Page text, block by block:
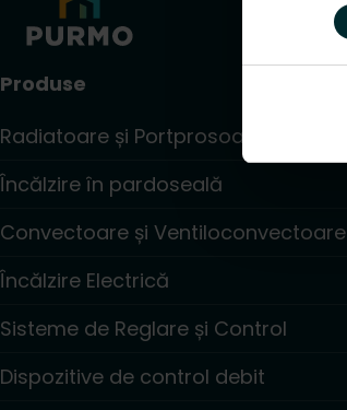
Produse
Radiatoare și Portprosoape
Încălzire în pardoseală
Convectoare și Ventiloconvectoare
Încălzire Electrică
Sisteme de Reglare și Control
Dispozitive de control debit